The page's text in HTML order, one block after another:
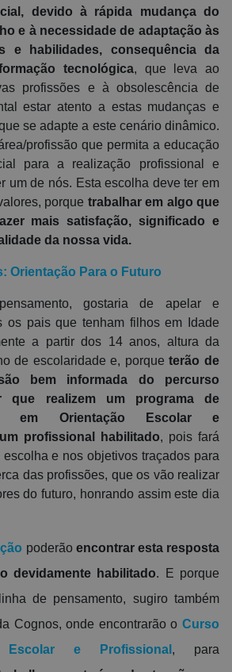
devido à rápida mudança do
e à necessidade de adaptação às
e habilidades, consequência da
tecnológica, que leva ao
profissões e à obsolescência de
estar atento a estas mudanças e
se adapte a este cenário dinâmico.
profissão que permita a educação
para a realização profissional e
um de nós. Esta escolha deve ter em
porque trabalhar em algo que
mais satisfação, significado e
da nossa vida.
Orientação Para o Futuro
gostaria de apelar e
os pais que tenham filhos em Idade
a partir dos 14 anos, altura da
de escolaridade e, porqueterão de
bem informada do percurso
que realizem um programa de
em Orientação Escolar e
profissional habilitado, pois fará
e nos objetivos traçados para
das profissões, que os vão realizar
do futuro, honrando assim este dia
poderão encontrar esta resposta
devidamente habilitado.
E porque
de pensamento, sugiro também
Cognos, onde encontrarão o Curso
e Profissional , para